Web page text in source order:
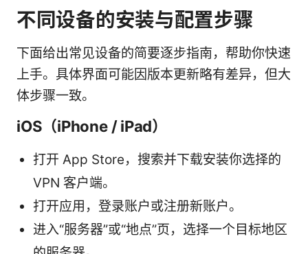
不同设备的安装与配置步骤
下面给出常见设备的简要逐步指南，帮助你快速
上手。具体界面可能因版本更新略有差异，但大
体步骤一致。
iOS（iPhone / iPad）
打开 App Store，搜索并下载安装你选择的
VPN 客户端。
打开应用，登录账户或注册新账户。
进入“服务器”或“地点”页，选择一个目标地区